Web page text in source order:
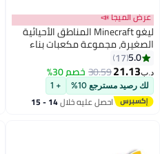
عرض الميجا 📣
ليغو ‏Minecraft‎ المناطق الأحيائية
الصغيرة، مجموعة مكعبات بناء
قطعة) 21589
5.0
17
د.ب‏21.13
30.59خصم 30%
لك رصيد مسترجع 10% + 1
احصل عليه خلال 14 - 15